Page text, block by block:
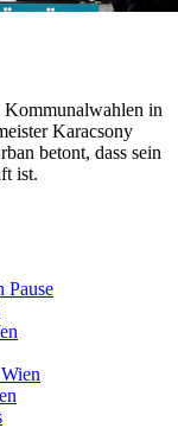
Kommunalwahlen in
Karacsony
betont, dass sein
ist.
Pause